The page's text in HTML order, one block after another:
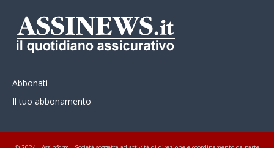
Abbonati
Il tuo abbonamento